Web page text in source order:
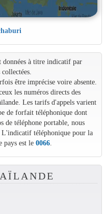
à titre indicatif par
être imprécise voire absente.
les numéros directs des
Les tarifs d'appels varient
de forfait téléphonique dont
de téléphone portable, nous
téléphonique pour la
pays est le 0066.